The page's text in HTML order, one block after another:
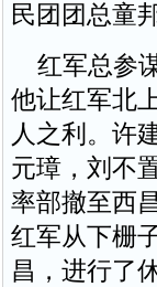
民团团总童
红军总参
他让红军北
人之利。许
元璋，刘不
率部撤至西
红军从下栅
昌，进行了